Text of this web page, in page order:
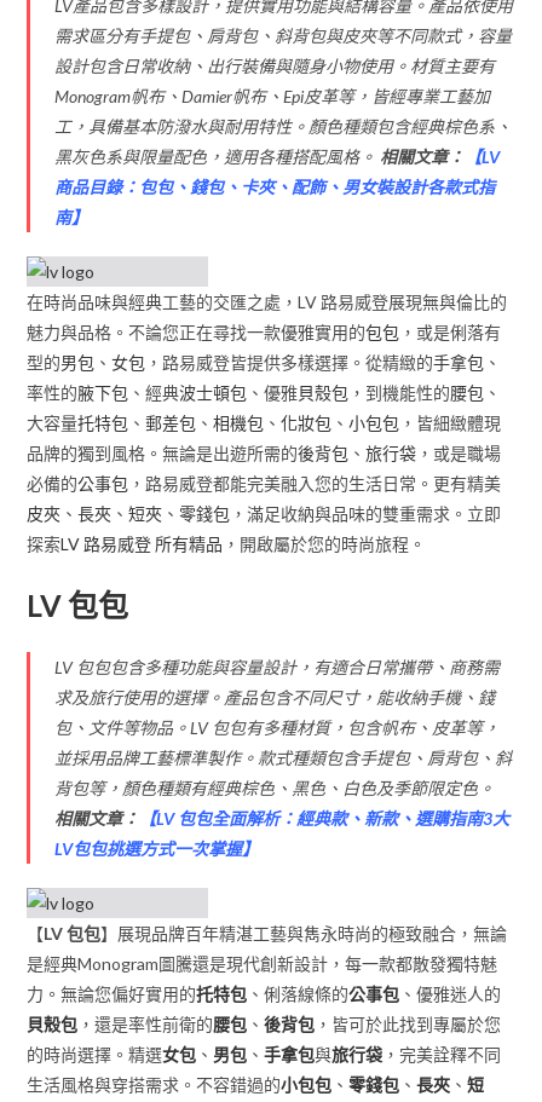
LV產品包含多樣設計，提供實用功能與結構容量。產品依使用
需求區分有手提包、肩背包、斜背包與皮夾等不同款式，容量
設計包含日常收納、出行裝備與隨身小物使用。材質主要有
Monogram帆布、Damier帆布、Epi皮革等，皆經專業工藝加
工，具備基本防潑水與耐用特性。顏色種類包含經典棕色系、
黑灰色系與限量配色，適用各種搭配風格。 相關文章： 【LV
商品目錄：包包、錢包、卡夾、配飾、男女裝設計各款式指
南】
在時尚品味與經典工藝的交匯之處，LV 路易威登展現無與倫比的
魅力與品格。不論您正在尋找一款優雅實用的包包 ，或是俐落有
型的男包 、女包 ，路易威登皆提供多樣選擇。從精緻的手拿包 、
率性的腋下包 、經典波士頓包 、優雅貝殼包 ，到機能性的腰包 、
大容量托特包 、郵差包 、相機包 、化妝包 、小包包 ，皆細緻體現
品牌的獨到風格。無論是出遊所需的後背包 、旅行袋 ，或是職場
必備的公事包 ，路易威登都能完美融入您的生活日常。更有精美
皮夾 、長夾 、短夾 、零錢包 ，滿足收納與品味的雙重需求。立即
探索LV 路易威登 所有精品 ，開啟屬於您的時尚旅程。
LV 包包
LV 包包包含多種功能與容量設計，有適合日常攜帶、商務需
求及旅行使用的選擇。產品包含不同尺寸，能收納手機、錢
包、文件等物品。LV 包包有多種材質，包含帆布、皮革等，
並採用品牌工藝標準製作。款式種類包含手提包、肩背包、斜
背包等，顏色種類有經典棕色、黑色、白色及季節限定色。
相關文章：
【LV 包包全面解析：經典款、新款、選購指南3大
LV包包挑選方式一次掌握】
【LV 包包】展現品牌百年精湛工藝與雋永時尚的極致融合，無論
是經典Monogram圖騰還是現代創新設計，每一款都散發獨特魅
力。無論您偏好實用的托特包 、俐落線條的公事包 、優雅迷人的
貝殼包 ，還是率性前衛的腰包 、後背包 ，皆可於此找到專屬於您
的時尚選擇。精選女包 、 男包 、手拿包與旅行袋 ，完美詮釋不同
生活風格與穿搭需求。不容錯過的小包包 、零錢包 、長夾 、短